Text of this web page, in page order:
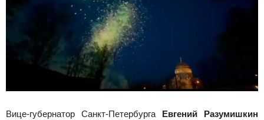
Вице-губернатор Санкт-Петербурга Евгений Разумишкин